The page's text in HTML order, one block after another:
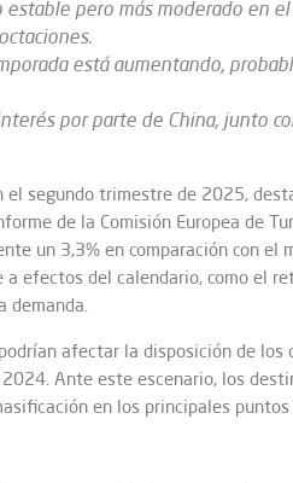
pero más moderado en
está aumentando,
por parte de China, junto
segundo trimestre de 2025,
de la Comisión Europea de
un 3,3% en comparación con
efectos del calendario, como el
demanda.
afectar la disposición de
Ante este escenario, los
en los principales